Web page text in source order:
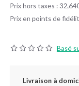
Basé
Prix hors taxes :
Prix en points de
Livraison à